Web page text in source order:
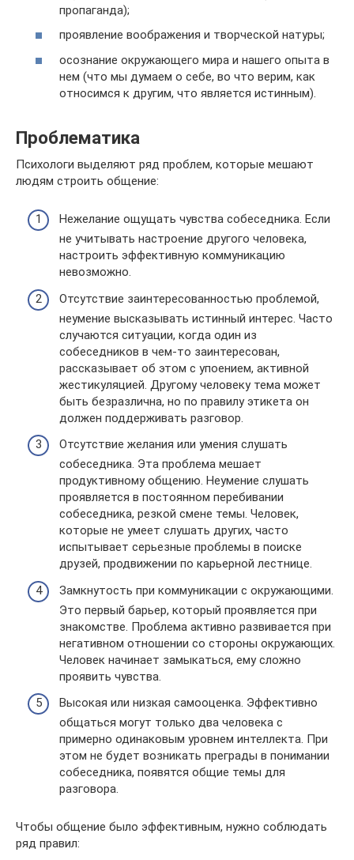
пропаганда);
проявление воображения и творческой натуры;
осознание окружающего мира и нашего опыта в
нем (что мы думаем о себе, во что верим, как
относимся к другим, что является истинным).
Проблематика
Психологи выделяют ряд проблем, которые мешают
людям строить общение:
Нежелание ощущать чувства собеседника. Если
не учитывать настроение другого человека,
настроить эффективную коммуникацию
невозможно.
Отсутствие заинтересованностью проблемой,
неумение высказывать истинный интерес. Часто
случаются ситуации, когда один из
собеседников в чем-то заинтересован,
рассказывает об этом с упоением, активной
жестикуляцией. Другому человеку тема может
быть безразлична, но по правилу этикета он
должен поддерживать разговор.
Отсутствие желания или умения слушать
собеседника. Эта проблема мешает
продуктивному общению. Неумение слушать
проявляется в постоянном перебивании
собеседника, резкой смене темы. Человек,
которые не умеет слушать других, часто
испытывает серьезные проблемы в поиске
друзей, продвижении по карьерной лестнице.
Замкнутость при коммуникации с окружающими.
Это первый барьер, который проявляется при
знакомстве. Проблема активно развивается при
негативном отношении со стороны окружающих.
Человек начинает замыкаться, ему сложно
проявить чувства.
Высокая или низкая самооценка. Эффективно
общаться могут только два человека с
примерно одинаковым уровнем интеллекта. При
этом не будет возникать преграды в понимании
собеседника, появятся общие темы для
разговора.
Чтобы общение было эффективным, нужно соблюдать
ряд правил: